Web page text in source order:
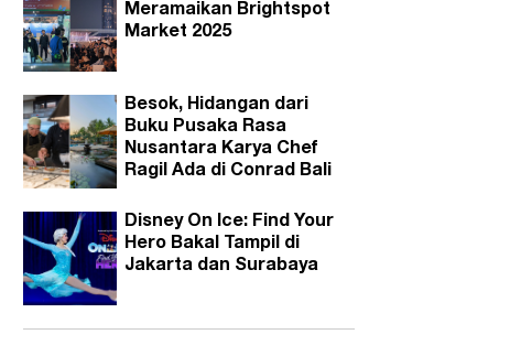
Meramaikan Brightspot
Market 2025
Besok, Hidangan dari
Buku Pusaka Rasa
Nusantara Karya Chef
Ragil Ada di Conrad Bali
Disney On Ice: Find Your
Hero Bakal Tampil di
Jakarta dan Surabaya